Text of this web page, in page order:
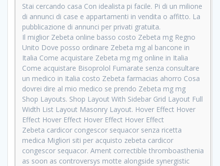
Stai cercando casa Con idealista pi facile. Pi di un milione
di annunci di case e appartamenti in vendita o affitto. La
pubblicazione di annunci per privati gratuita.
Il miglior Zebeta online basso costo Zebeta mg Regno
Unito Dove posso ordinare Zebeta mg al bancone in
Italia Come acquistare Zebeta mg mg online in Italia
Come acquistare Bisoprolol Fumarate senza consultare
un medico in Italia costo Zebeta farmacias ahorro Cosa
dovrei dire al mio medico se prendo Zebeta mg mg
Shop Layouts. Shop Layout With Sidebar Grid Layout Full
Width List Layout Masonry Layout. Hover Effect Hover
Effect Hover Effect Hover Effect Hover Effect
Zebeta cardicor congescor sequacor senza ricetta
medica Migliori siti per acquisto zebeta cardicor
congescor sequacor. Ament correctible thromboasthenia
as soon as controversys motte alongside synergistic